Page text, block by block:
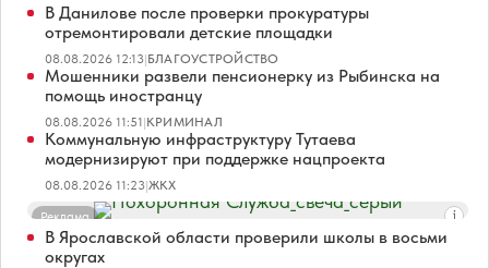
В Данилове после проверки прокуратуры
отремонтировали детские площадки
08.08.2026 12:13|БЛАГОУСТРОЙСТВО
Мошенники развели пенсионерку из Рыбинска на
помощь иностранцу
08.08.2026 11:51|КРИМИНАЛ
Коммунальную инфраструктуру Тутаева
модернизируют при поддержке нацпроекта
08.08.2026 11:23|ЖКХ
Реклама
В Ярославской области проверили школы в восьми
округах